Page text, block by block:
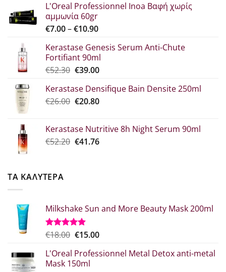
L'Oreal Professionnel Inoa Βαφή χωρίς
αμμωνία 60gr
€7.00–€10.90Price
€7.00
through
€10.90
Kerastase Genesis Serum Anti-Chute
Fortifiant 90ml
€52.30 Original
was:
€52.30.
€39.00Η
τιμή
είναι:
Kerastase Densifique Bain Densite 250ml
€26.00 Original
€26.00.
€20.80Η
είναι:
€20.80.
Kerastase Nutritive 8h Night Serum 90ml
€52.20 Original
€41.76Η
ΤΑ ΚΑΛΥΤΕΡΑ
Milkshake Sun and More Beauty Mask 200ml
Βαθμολογήθηκε
από 5
€18.00 Original
was:
€18.00.
€15.00Η
τιμή
L'Oreal Professionnel Metal Detox anti-metal
Mask 150ml